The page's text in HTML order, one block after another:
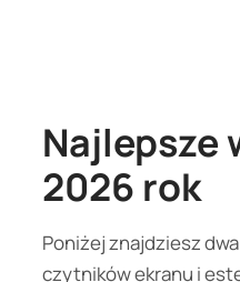
Najlepsze
2026 rok
Poniżej znajdziesz
czytników ekranu i